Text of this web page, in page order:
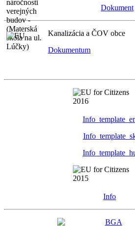
Dokument
Kanalizácia a ČOV obce
Dokumentum
Info